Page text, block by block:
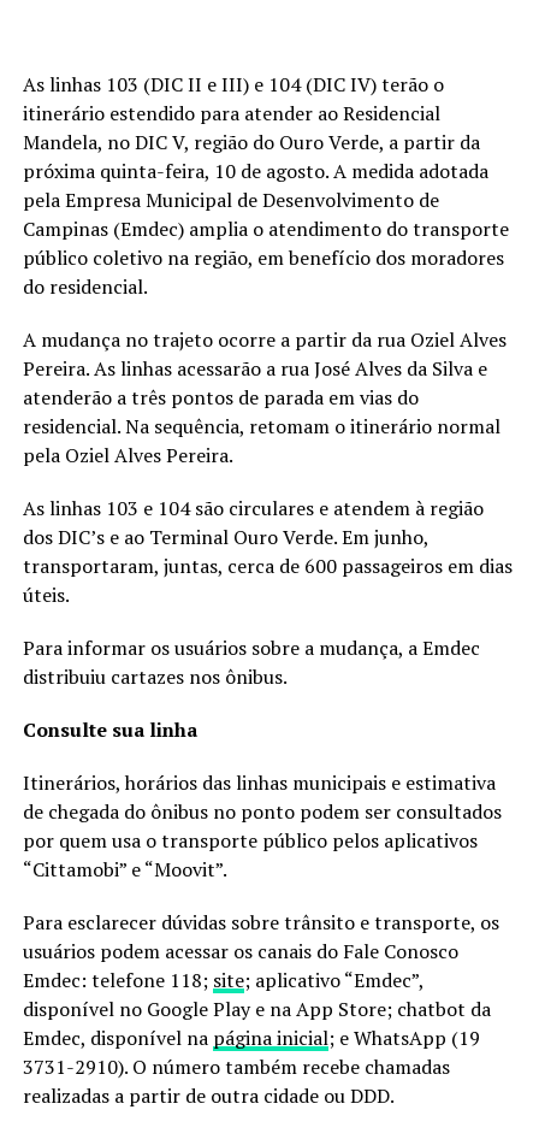
As linhas 103 (DIC II e III) e 104 (DIC IV) terão o
itinerário estendido para atender ao Residencial
Mandela, no DIC V, região do Ouro Verde, a partir da
próxima quinta-feira, 10 de agosto. A medida adotada
pela Empresa Municipal de Desenvolvimento de
Campinas (Emdec) amplia o atendimento do transporte
público coletivo na região, em benefício dos moradores
do residencial.
A mudança no trajeto ocorre a partir da rua Oziel Alves
Pereira. As linhas acessarão a rua José Alves da Silva e
atenderão a três pontos de parada em vias do
residencial. Na sequência, retomam o itinerário normal
pela Oziel Alves Pereira.
As linhas 103 e 104 são circulares e atendem à região
dos DIC’s e ao Terminal Ouro Verde. Em junho,
transportaram, juntas, cerca de 600 passageiros em dias
úteis.
Para informar os usuários sobre a mudança, a Emdec
distribuiu cartazes nos ônibus.
Consulte sua linha
Itinerários, horários das linhas municipais e estimativa
de chegada do ônibus no ponto podem ser consultados
por quem usa o transporte público pelos aplicativos
“Cittamobi” e “Moovit”.
Para esclarecer dúvidas sobre trânsito e transporte, os
usuários podem acessar os canais do Fale Conosco
Emdec: telefone 118; site; aplicativo “Emdec”,
disponível no Google Play e na App Store; chatbot da
Emdec, disponível na página inicial; e WhatsApp (19
3731-2910). O número também recebe chamadas
realizadas a partir de outra cidade ou DDD.